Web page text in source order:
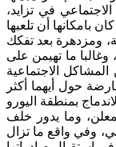
الاجتماعي في تزايد،
ومزدهرة بعد تفكك
وغالبا ما تهيمن على
المشاكل الاجتماعية
حول أيهما أكثر
وما يدور خلف
وفي واقع ما تزال